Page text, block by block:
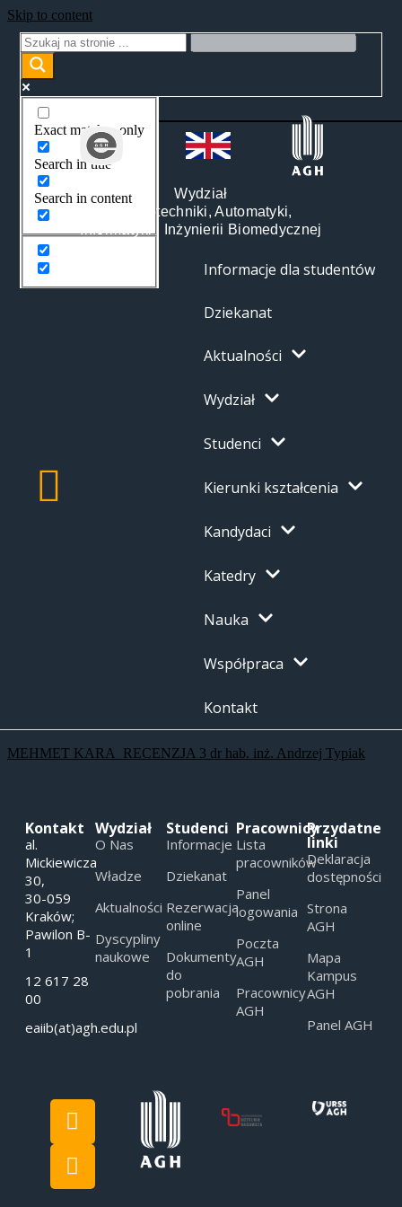
Skip to content
Exact matches only
Search in title
Search in content
Wydział
Elektrotechniki, Automatyki,
Informatyki i Inżynierii Biomedycznej
Informacje dla studentów
Dziekanat
Aktualności
Wydział
Studenci
Kierunki kształcenia
Kandydaci
Katedry
Nauka
Współpraca
Kontakt
MEHMET KARA_RECENZJA 3 dr hab. inż. Andrzej Typiak
Kontakt
al.
Mickiewicza
30,
30-059
Kraków;
Pawilon B-
1
12 617 28
00
eaiib(at)agh.edu.pl
Wydział
O Nas
Władze
Aktualności
Dyscypliny
naukowe
Studenci
Informacje
Dziekanat
Rezerwacja
online
Dokumenty
do
pobrania
Pracownicy
Lista
pracowników
Panel
logowania
Poczta
AGH
Pracownicy
AGH
Przydatne
linki
Deklaracja
dostępności
Strona
AGH
Mapa
Kampus
AGH
Panel AGH